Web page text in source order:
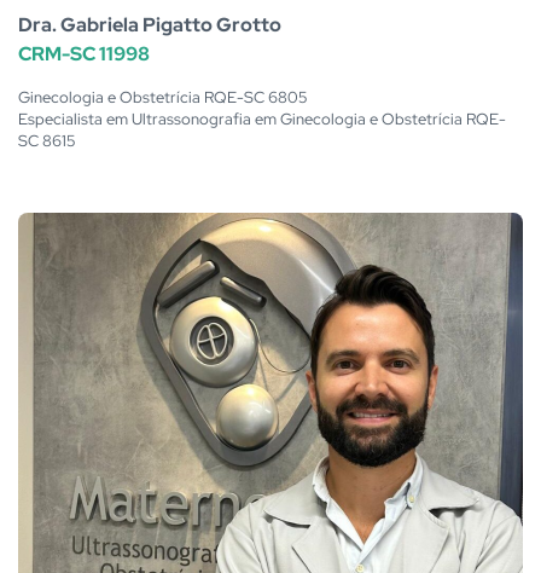
Dra. Gabriela Pigatto Grotto
CRM-SC 11998
Ginecologia e Obstetrícia RQE-SC 6805
Especialista em Ultrassonografia em Ginecologia e Obstetrícia RQE-
SC 8615